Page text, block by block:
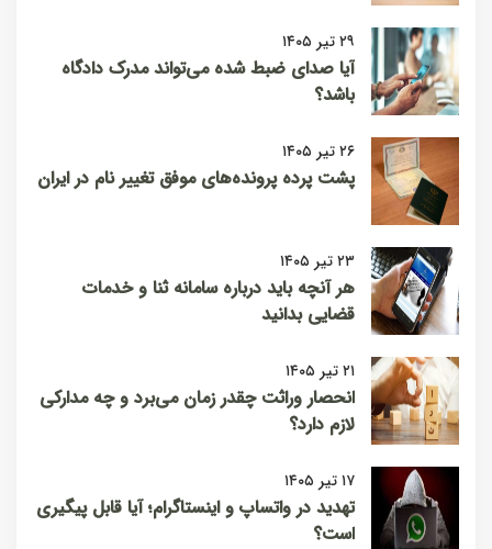
۲۹ تیر ۱۴۰۵
آیا صدای ضبط شده می‌تواند مدرک دادگاه
باشد؟
۲۶ تیر ۱۴۰۵
پشت پرده پرونده‌های موفق تغییر نام در ایران
۲۳ تیر ۱۴۰۵
هر آنچه باید درباره سامانه ثنا و خدمات
قضایی بدانید
۲۱ تیر ۱۴۰۵
انحصار وراثت چقدر زمان می‌برد و چه مدارکی
لازم دارد؟
۱۷ تیر ۱۴۰۵
تهدید در واتساپ و اینستاگرام؛ آیا قابل پیگیری
است؟